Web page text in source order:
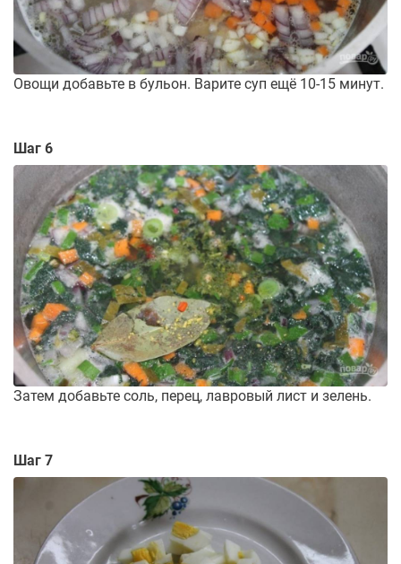
Овощи добавьте в бульон. Варите суп ещё 10-15 минут.
Шаг 6
Затем добавьте соль, перец, лавровый лист и зелень.
Шаг 7